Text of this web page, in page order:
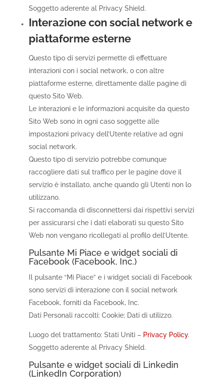
Soggetto aderente al Privacy Shield.
Interazione con social network e
piattaforme esterne
Questo tipo di servizi permette di effettuare
interazioni con i social network, o con altre
piattaforme esterne, direttamente dalle pagine di
questo Sito Web.
Le interazioni e le informazioni acquisite da questo
Sito Web sono in ogni caso soggette alle
impostazioni privacy dell’Utente relative ad ogni
social network.
Questo tipo di servizio potrebbe comunque
raccogliere dati sul traffico per le pagine dove il
servizio è installato, anche quando gli Utenti non lo
utilizzano.
Si raccomanda di disconnettersi dai rispettivi servizi
per assicurarsi che i dati elaborati su questo Sito
Web non vengano ricollegati al profilo dell’Utente.
Pulsante Mi Piace e widget sociali di
Facebook (Facebook, Inc.)
Il pulsante “Mi Piace” e i widget sociali di Facebook
sono servizi di interazione con il social network
Facebook, forniti da Facebook, Inc.
Dati Personali raccolti: Cookie; Dati di utilizzo.
Luogo del trattamento: Stati Uniti – Privacy Policy.
Soggetto aderente al Privacy Shield.
Pulsante e widget sociali di Linkedin
(LinkedIn Corporation)